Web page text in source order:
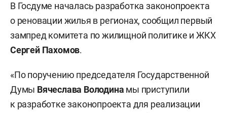
В Госдуме началась разработка законопроекта
о реновации жилья в регионах, сообщил первый
зампред комитета по жилищной политике и ЖКХ
Сергей Пахомов.
«По поручению председателя Государственной
Думы Вячеслава Володина мы приступили
к разработке законопроекта для реализации